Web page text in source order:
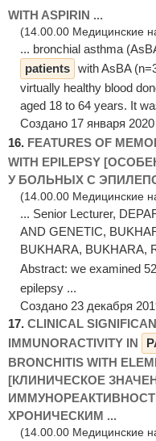
WITH ASPIRIN ...
(14.00.00 Медицинские
... bronchial asthma
patients with AsBA
virtually healthy blood
aged 18 to 64 years. It
Создано 17 января 2020
16. FEATURES OF
WITH EPILEPSY
У БОЛЬНЫХ С
(14.00.00 Медицинские
... Senior Lecturer,
AND GENETIC,
BUKHARA, BUKHARA,
Abstract: we examined 52
epilepsy ...
Создано 23 декабря
17. CLINICAL
IMMUNORACTIVITY IN
BRONCHITIS WITH
[КЛИНИЧЕСКОЕ
ХРОНИЧЕСКИМ ...
(14.00.00 Медицинские